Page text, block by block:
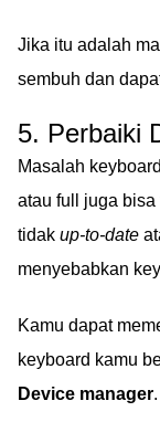
Jika itu adalah
sembuh dan
5. Perbaiki
Masalah
atau full juga bisa
tidak up-to-date
menyebabkan
Kamu dapat
keyboard kamu
Device manager